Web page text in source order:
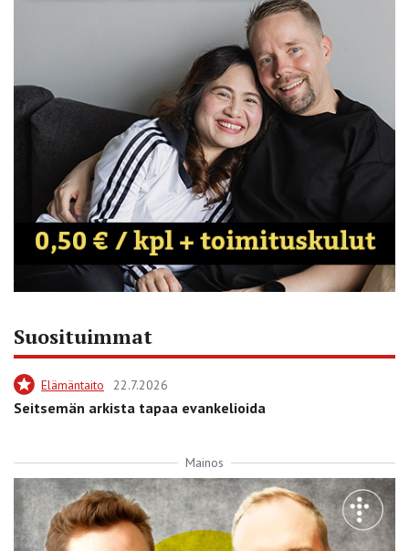
Suosituimmat
Elämäntaito 22.7.2026
Seitsemän arkista tapaa evankelioida
Mainos